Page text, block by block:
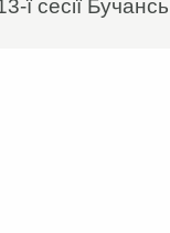
ї сесії